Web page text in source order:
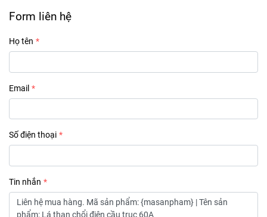
Form liên hệ
Họ tên
Email
Số điện thoại
Tin nhắn